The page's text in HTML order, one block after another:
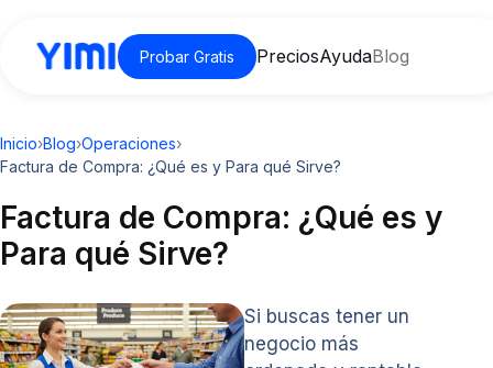
Probar Gratis PreciosAyudaBlog
Inicio›Blog›Operaciones›
Factura de Compra: ¿Qué es y Para qué Sirve?
Factura de Compra: ¿Qué es y
Para qué Sirve?
Si buscas tener un
negocio más